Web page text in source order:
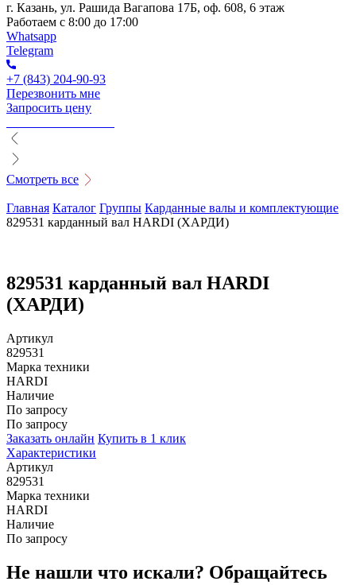
г. Казань, ул. Рашида Вагапова 17Б, оф. 608, 6 этаж
Работаем с 8:00 до 17:00
Whatsapp
Telegram
+7 (843) 204-90-93
Перезвонить мне
Запросить цену
Смотреть все
Главная Каталог Группы Карданные валы и комплектующие
829531 карданный вал HARDI (ХАРДИ)
829531 карданный вал HARDI
(ХАРДИ)
Артикул
829531
Марка техники
HARDI
Наличие
По запросу
По запросу
Заказать онлайн Купить в 1 клик
Характеристики
Артикул
829531
Марка техники
HARDI
Наличие
По запросу
Не нашли что искали? Обращайтесь